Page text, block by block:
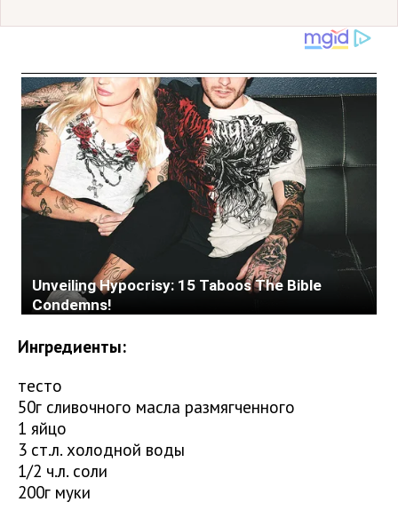
Ингредиенты:
тесто
50г сливочного масла размягченного
1 яйцо
3 ст.л. холодной воды
1/2 ч.л. соли
200г муки